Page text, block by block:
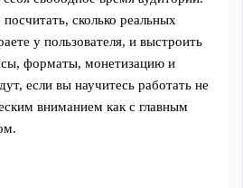
сколько реальных
у пользователя, и выстроить
форматы, монетизацию и
если вы научитесь работать не
вниманием как с главным